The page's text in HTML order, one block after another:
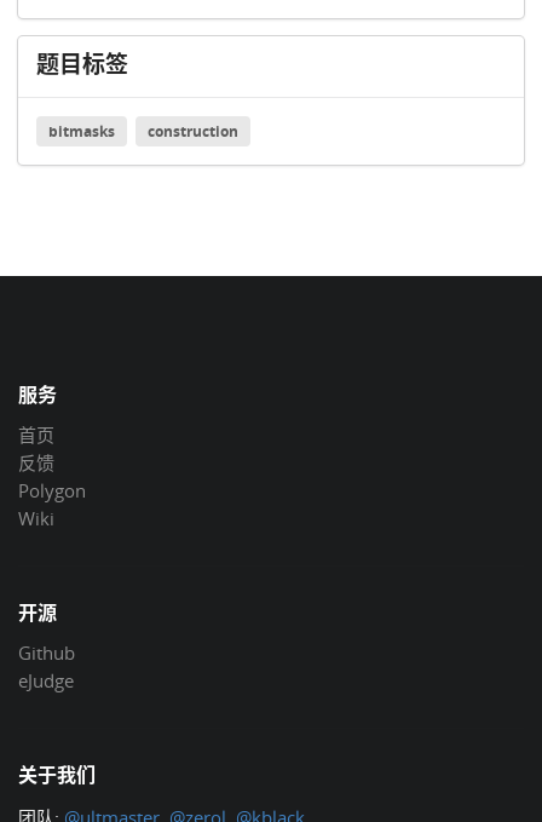
题目标签
bitmasks construction
服务
首页
反馈
Polygon
Wiki
开源
Github
eJudge
关于我们
团队: @ultmaster @zerol @kblack